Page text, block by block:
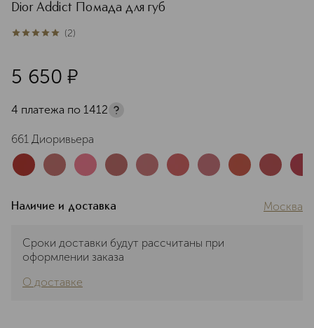
Dior Addict Помада для губ
5из 52 (2)
5 650 ¤
4 платежа по 1412
661 Диоривьера
Наличие и доставка Москва
Сроки доставки будут рассчитаны при
оформлении заказа
О доставке